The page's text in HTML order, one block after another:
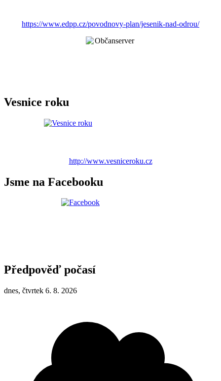
https://www.edpp.cz/povodnovy-plan/jesenik-nad-odrou/
Vesnice roku
http://www.vesniceroku.cz
Jsme na Facebooku
Předpověď počasí
dnes, čtvrtek 6. 8. 2026